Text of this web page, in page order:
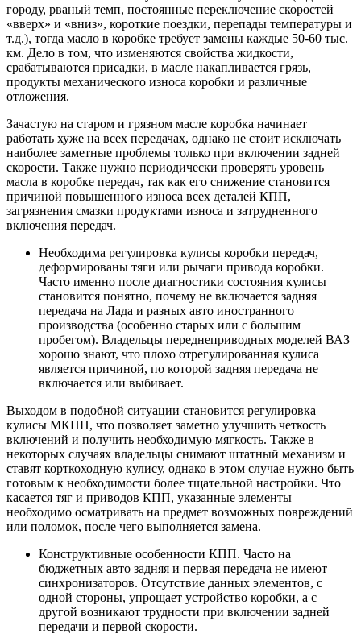
городу, рваный темп, постоянные переключение скоростей
«вверх» и «вниз», короткие поездки, перепады температуры и
т.д.), тогда масло в коробке требует замены каждые 50-60 тыс.
км. Дело в том, что изменяются свойства жидкости,
срабатываются присадки, в масле накапливается грязь,
продукты механического износа коробки и различные
отложения.
Зачастую на старом и грязном масле коробка начинает
работать хуже на всех передачах, однако не стоит исключать
наиболее заметные проблемы только при включении задней
скорости. Также нужно периодически проверять уровень
масла в коробке передач, так как его снижение становится
причиной повышенного износа всех деталей КПП,
загрязнения смазки продуктами износа и затрудненного
включения передач.
Необходима регулировка кулисы коробки передач,
деформированы тяги или рычаги привода коробки.
Часто именно после диагностики состояния кулисы
становится понятно, почему не включается задняя
передача на Лада и разных авто иностранного
производства (особенно старых или с большим
пробегом). Владельцы переднеприводных моделей ВАЗ
хорошо знают, что плохо отрегулированная кулиса
является причиной, по которой задняя передача не
включается или выбивает.
Выходом в подобной ситуации становится регулировка
кулисы МКПП, что позволяет заметно улучшить четкость
включений и получить необходимую мягкость. Также в
некоторых случаях владельцы снимают штатный механизм и
ставят корткоходную кулису, однако в этом случае нужно быть
готовым к необходимости более тщательной настройки. Что
касается тяг и приводов КПП, указанные элементы
необходимо осматривать на предмет возможных повреждений
или поломок, после чего выполняется замена.
Конструктивные особенности КПП. Часто на
бюджетных авто задняя и первая передача не имеют
синхронизаторов. Отсутствие данных элементов, с
одной стороны, упрощает устройство коробки, а с
другой возникают трудности при включении задней
передачи и первой скорости.